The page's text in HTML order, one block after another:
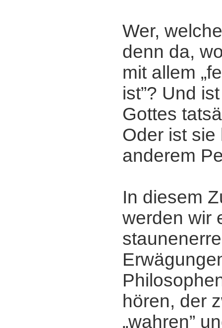
Wer,
denn da,
mit allem
ist”? Und
Gottes
Oder ist sie
anderem
In diesem
werden wir
hören, der
„wahren”